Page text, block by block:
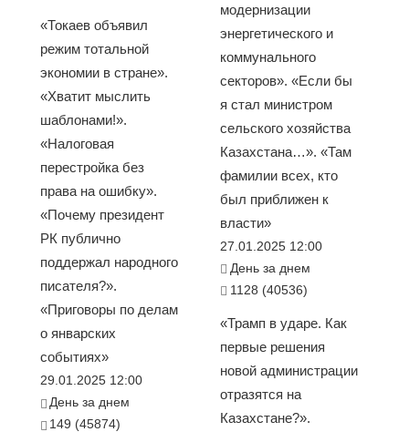
«Токаев объявил
режим тотальной
экономии в стране».
«Хватит мыслить
шаблонами!».
«Налоговая
перестройка без
права на ошибку».
«Почему президент
РК публично
поддержал народного
писателя?».
«Приговоры по делам
о январских
событиях»
29.01.2025 12:00
День за днем
149 (45874)
модернизации
энергетического и
коммунального
секторов». «Если бы
я стал министром
сельского хозяйства
Казахстана…». «Там
фамилии всех, кто
был приближен к
власти»
27.01.2025 12:00
День за днем
1128 (40536)
«Трамп в ударе. Как
первые решения
новой администрации
отразятся на
Казахстане?».